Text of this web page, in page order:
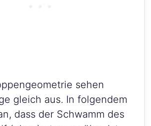
sehen
gleich aus. In folgendem
dass der Schwamm des